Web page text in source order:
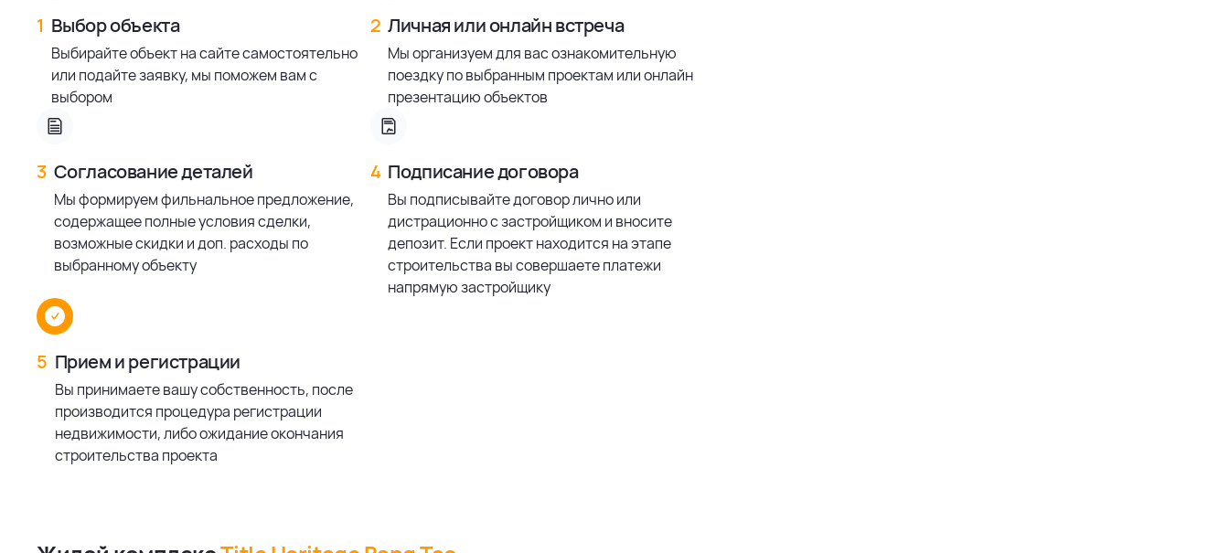
1 Выбор объекта
Выбирайте объект на сайте самостоятельно
или подайте заявку, мы поможем вам с
выбором
2 Личная или онлайн встреча
Мы организуем для вас ознакомительную
поездку по выбранным проектам или онлайн
презентацию объектов
3 Согласование деталей
Мы формируем фильнальное предложение,
содержащее полные условия сделки,
возможные скидки и доп. расходы по
выбранному объекту
4 Подписание договора
Вы подписывайте договор лично или
дистрационно с застройщиком и вносите
депозит. Если проект находится на этапе
строительства вы совершаете платежи
напрямую застройщику
5 Прием и регистрации
Вы принимаете вашу собственность, после
производится процедура регистрации
недвижимости, либо ожидание окончания
строительства проекта